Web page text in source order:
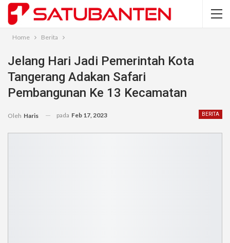
Home Berita
Jelang Hari Jadi Pemerintah Kota
Tangerang Adakan Safari
Pembangunan Ke 13 Kecamatan
BERITA
Oleh Haris pada Feb 17, 2023